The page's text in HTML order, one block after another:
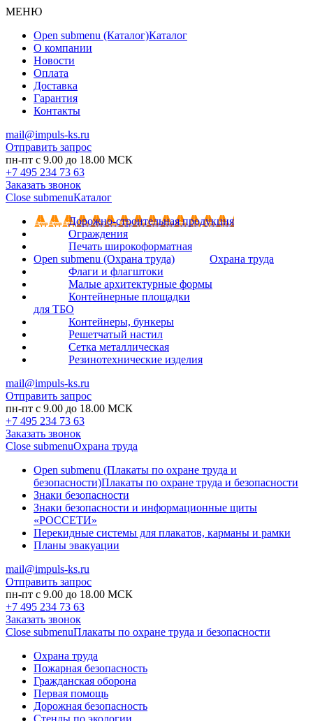
МЕНЮ
Open submenu (Каталог)Каталог
О компании
Новости
Оплата
Доставка
Гарантия
Контакты
mail@impuls-ks.ru
Отправить запрос
пн-пт с 9.00 до 18.00 МСК
+7 495 234 73 63
Заказать звонок
Close submenuКаталог
Дорожно-строительная продукция
Ограждения
Печать широкоформатная
Open submenu (Охрана труда)
Охрана труда
Флаги и флагштоки
Малые архитектурные формы
Контейнерные площадки
для ТБО
Контейнеры, бункеры
Решетчатый настил
Сетка металлическая
Резинотехнические изделия
mail@impuls-ks.ru
Отправить запрос
пн-пт с 9.00 до 18.00 МСК
+7 495 234 73 63
Заказать звонок
Close submenuОхрана труда
Open submenu (Плакаты по охране труда и
безопасности)Плакаты по охране труда и безопасности
Знаки безопасности
Знаки безопасности и информационные щиты
«РОССЕТИ»
Перекидные системы для плакатов, карманы и рамки
Планы эвакуации
mail@impuls-ks.ru
Отправить запрос
пн-пт с 9.00 до 18.00 МСК
+7 495 234 73 63
Заказать звонок
Close submenuПлакаты по охране труда и безопасности
Охрана труда
Пожарная безопасность
Гражданская оборона
Первая помощь
Дорожная безопасность
Стенды по экологии